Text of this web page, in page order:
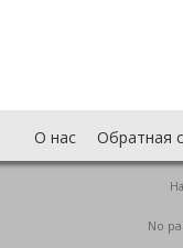
О нас Обратная
No